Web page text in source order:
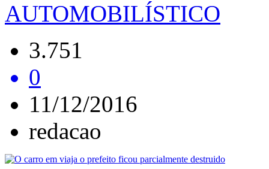
AUTOMOBILÍSTICO
3.751
0
11/12/2016
redacao